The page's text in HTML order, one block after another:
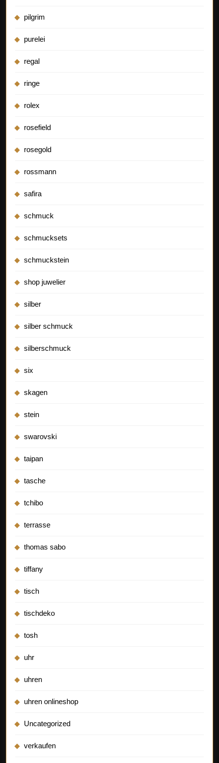
pilgrim
purelei
regal
ringe
rolex
rosefield
rosegold
rossmann
safira
schmuck
schmucksets
schmuckstein
shop juwelier
silber
silber schmuck
silberschmuck
six
skagen
stein
swarovski
taipan
tasche
tchibo
terrasse
thomas sabo
tiffany
tisch
tischdeko
tosh
uhr
uhren
uhren onlineshop
Uncategorized
verkaufen